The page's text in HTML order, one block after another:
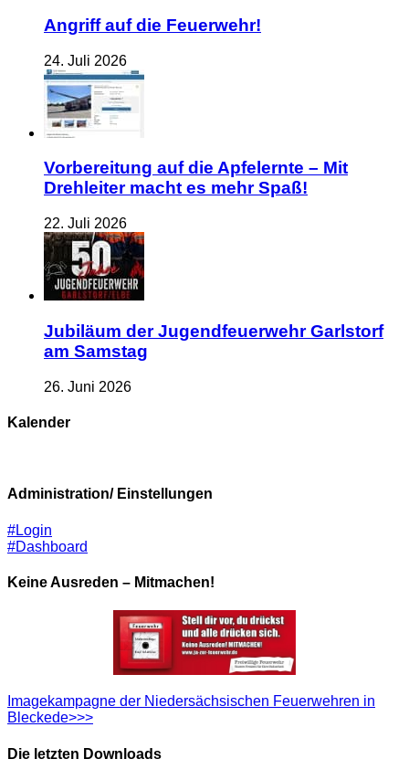
Angriff auf die Feuerwehr!
24. Juli 2026
Vorbereitung auf die Apfelernte – Mit
Drehleiter macht es mehr Spaß!
22. Juli 2026
Jubiläum der Jugendfeuerwehr Garlstorf
am Samstag
26. Juni 2026
Kalender
Administration/ Einstellungen
#Login
#Dashboard
Keine Ausreden – Mitmachen!
Imagekampagne der Niedersächsischen Feuerwehren in
Bleckede>>>
Die letzten Downloads